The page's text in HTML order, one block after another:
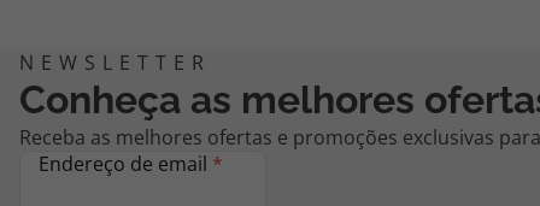
Conheça as melhores
Receba as melhores ofertas e promoções exclusivas
Endereço de email *